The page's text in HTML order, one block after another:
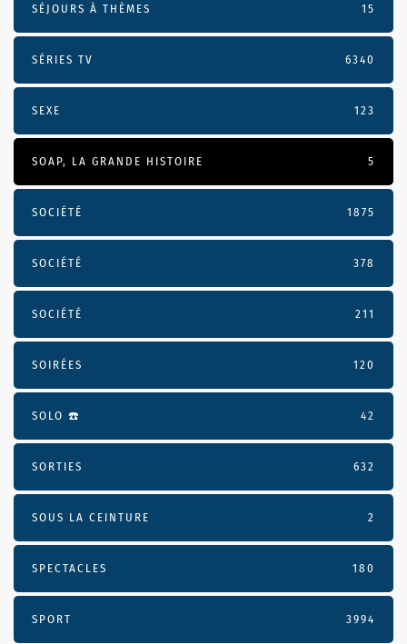
SÉJOURS À THÈMES 15
SÉRIES TV 6340
SEXE 123
SOAP, LA GRANDE HISTOIRE 5
SOCIÉTÉ 1875
SOCIÉTÉ 378
SOCIÉTÉ 211
SOIRÉES 120
SOLO ☎️ 42
SORTIES 632
SOUS LA CEINTURE 2
SPECTACLES 180
SPORT 3994